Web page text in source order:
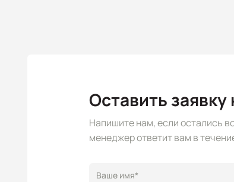
Оставить
Напишите нам, если остались
менеджер ответит вам в
Ваше имя*